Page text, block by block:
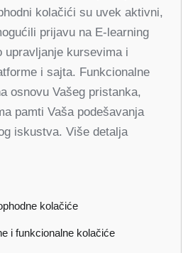
11) 32 31 552
Beograd, Srbija
kolačići su uvek aktivni,
prijavu na E-learning
upravljanje kursevima i
i sajta. Funkcionalne
osnovu Vašeg pristanka,
pamti Vaša podešavanja
iskustva. Više detalja
kolačiće
i funkcionalne kolačiće